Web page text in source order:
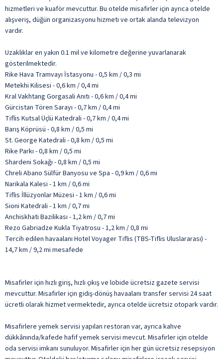
hizmetleri ve kuaför mevcuttur. Bu otelde misafirler için ayrıca otelde
alışveriş, düğün organizasyonu hizmeti ve ortak alanda televizyon
vardır.
Uzaklıklar en yakın 0.1 mil ve kilometre değerine yuvarlanarak
gösterilmektedir.
Rike Hava Tramvayı İstasyonu - 0,5 km / 0,3 mi
Metekhi Kilisesi - 0,6 km / 0,4 mi
Kral Vakhtang Gorgasali Anıtı - 0,6 km / 0,4 mi
Gürcistan Tören Sarayı - 0,7 km / 0,4 mi
Tiflis Kutsal Üçlü Katedrali - 0,7 km / 0,4 mi
Barış Köprüsü - 0,8 km / 0,5 mi
St. George Katedrali - 0,8 km / 0,5 mi
Rike Parkı - 0,8 km / 0,5 mi
Shardeni Sokağı - 0,8 km / 0,5 mi
Chreli Abano Sülfür Banyosu ve Spa - 0,9 km / 0,6 mi
Narikala Kalesi - 1 km / 0,6 mi
Tiflis İllüzyonlar Müzesi - 1 km / 0,6 mi
Sioni Katedrali - 1 km / 0,7 mi
Anchiskhati Bazilikası - 1,2 km / 0,7 mi
Rezo Gabriadze Kukla Tiyatrosu - 1,2 km / 0,8 mi
Tercih edilen havaalanı Hotel Voyager Tiflis (TBS-Tiflis Uluslararası) -
14,7 km / 9,2 mi mesafede
Misafirler için hızlı giriş, hızlı çıkış ve lobide ücretsiz gazete servisi
mevcuttur. Misafirler için gidiş-dönüş havaalanı transfer servisi 24 saat
ücretli olarak hizmet vermektedir, ayrıca otelde ücretsiz otopark vardır.
Misafirlere yemek servisi yapılan restoran var, ayrıca kahve
dükkânında/kafede hafif yemek servisi mevcut. Misafirler için otelde
oda servisi imkanı sunuluyor. Misafirler için her gün ücretsiz resepsiyon